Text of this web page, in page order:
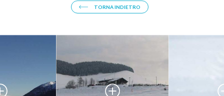
PARTENZA
TORNA INDIETRO